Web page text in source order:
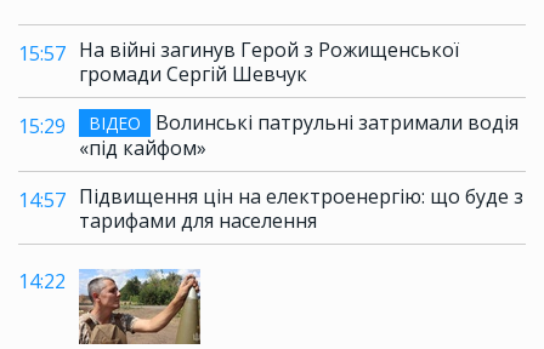
15:57 На війні загинув Герой з Рожищенської
громади Сергій Шевчук
15:29
ВІДЕО
Волинські патрульні затримали водія
«під кайфом»
14:57 Підвищення цін на електроенергію: що буде з
тарифами для населення
14:22